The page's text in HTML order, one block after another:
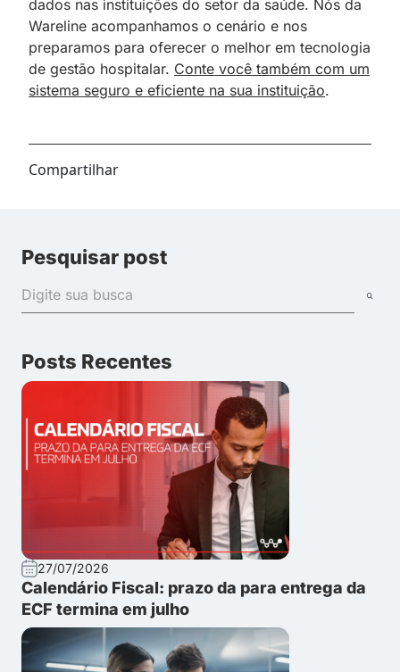
dados nas instituições do setor da saúde. Nós da
Wareline acompanhamos o cenário e nos
preparamos para oferecer o melhor em tecnologia
de gestão hospitalar. Conte você também com um
sistema seguro e eficiente na sua instituição.
Compartilhar
Pesquisar post
Posts Recentes
27/07/2026
Calendário Fiscal: prazo da para entrega da
ECF termina em julho